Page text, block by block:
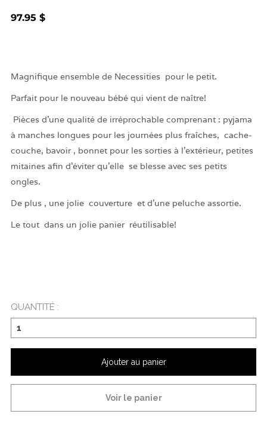
97.95 $
Magnifique ensemble de Necessities pour le petit.
Parfait pour le nouveau bébé qui vient de naître!
Pièces d'une qualité de irréprochable comprenant : pyjama
à manches longues pour les journées plus fraîches, cache-
couche, bavoir , bonnet pour les sorties à l'extérieur, petites
mitaines afin d'éviter qu'elle se blesse avec ses petits
ongles.
De plus , une jolie couverture et d'une peluche assortie.
Le tout dans un jolie panier réutilisable!
QUANTITÉ :
Ajouter au panier
Voir le panier